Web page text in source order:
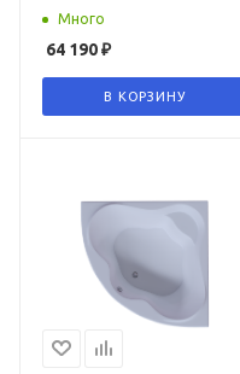
Много
64 190₽
В КОРЗИНУ